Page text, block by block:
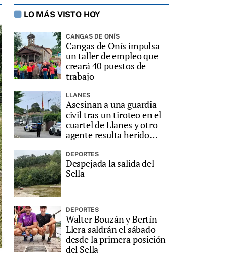
LO MÁS VISTO HOY
CANGAS DE ONÍS
Cangas de Onís impulsa
un taller de empleo que
creará 40 puestos de
trabajo
LLANES
Asesinan a una guardia
civil tras un tiroteo en el
cuartel de Llanes y otro
agente resulta herido
DEPORTES
Despejada la salida del
Sella
DEPORTES
Walter Bouzán y Bertín
Llera saldrán el sábado
desde la primera posición
del Sella